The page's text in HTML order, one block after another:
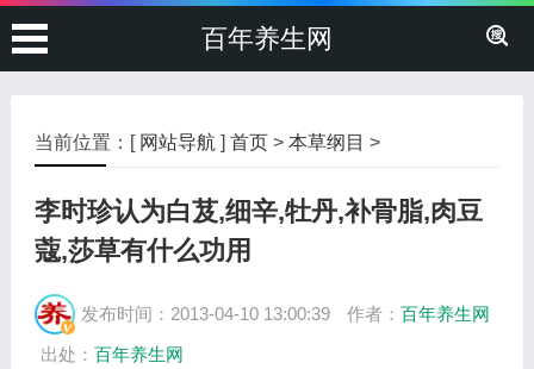
百年养生网
当前位置：[ 网站导航 ] 首页> 本草纲目 >
李时珍认为白芨,细辛,牡丹,补骨脂,肉豆
蔻,莎草有什么功用
发布时间：2013-04-10 13:00:39 作者： 百年养生网
出处： 百年养生网